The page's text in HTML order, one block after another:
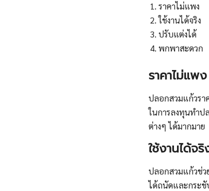
ราคาไม่แพง
ใช้งานได้จริง
ปรับแต่งได้
พกพาสะดวก
ราคาไม่แพง
ปลอกสวมแก้วรา
ในการลงทุนทำป
ต่างๆ ได้มากมาย
ใช้งานได้จริ
ปลอกสวมแก้วช่ว
ได้ถนัดและกระ